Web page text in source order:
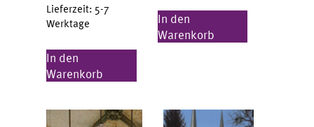
Lieferzeit: 5-7
Werktage
In den
Warenkorb
In den
Warenkorb